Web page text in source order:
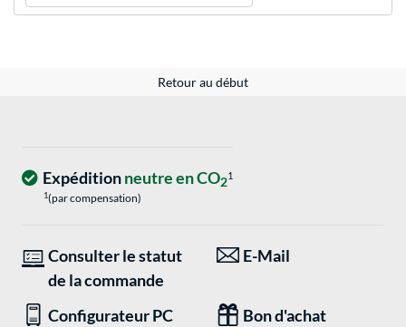
Retour au début
Expéditionneutre en CO21
1(par compensation)
Consulter le statut
de la commande
E-Mail
Configurateur PC Bon d'achat